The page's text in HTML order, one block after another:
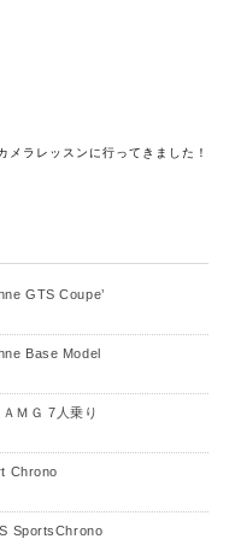
メラレッスンに行ってきました！
GTS Coupe’
Base Model
ＭＧ 7人乗り
Chrono
SportsChrono